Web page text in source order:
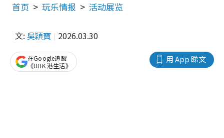
首页 玩乐情报 活动展览
文: 吳穎寶 2026.03.30
用 App 睇文
在Google追蹤
《UHK 港生活》